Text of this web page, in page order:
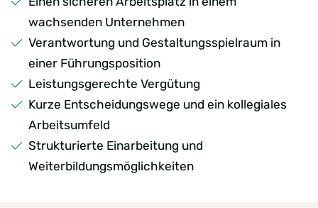
wachsenden Unternehmen
Verantwortung und Gestaltungsspielraum in
einer Führungsposition
Leistungsgerechte Vergütung
Kurze Entscheidungswege und ein kollegiales
Arbeitsumfeld
Strukturierte Einarbeitung und
Weiterbildungsmöglichkeiten